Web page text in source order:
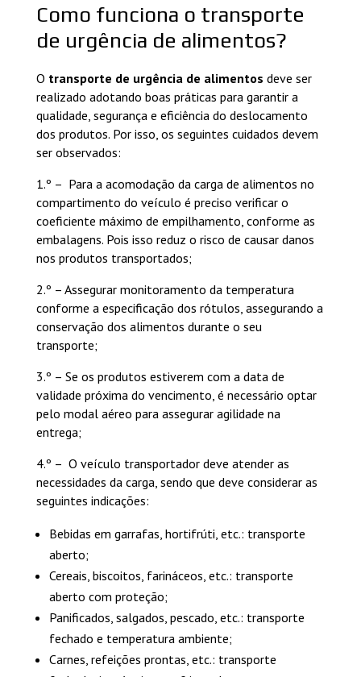
Como funciona o transporte
de urgência de alimentos?
O transporte de urgência de alimentos deve ser
realizado adotando boas práticas para garantir a
qualidade, segurança e eficiência do deslocamento
dos produtos. Por isso, os seguintes cuidados devem
ser observados:
1.º – Para a acomodação da carga de alimentos no
compartimento do veículo é preciso verificar o
coeficiente máximo de empilhamento, conforme as
embalagens. Pois isso reduz o risco de causar danos
nos produtos transportados;
2.º – Assegurar monitoramento da temperatura
conforme a especificação dos rótulos, assegurando a
conservação dos alimentos durante o seu
transporte;
3.º – Se os produtos estiverem com a data de
validade próxima do vencimento, é necessário optar
pelo modal aéreo para assegurar agilidade na
entrega;
4.º – O veículo transportador deve atender as
necessidades da carga, sendo que deve considerar as
seguintes indicações:
Bebidas em garrafas, hortifrúti, etc.: transporte
aberto;
Cereais, biscoitos, farináceos, etc.: transporte
aberto com proteção;
Panificados, salgados, pescado, etc.: transporte
fechado e temperatura ambiente;
Carnes, refeições prontas, etc.: transporte